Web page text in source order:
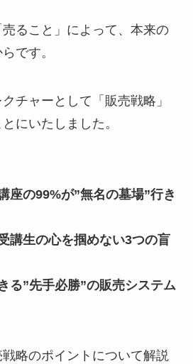
ること」によって、本来の
です。
チャーとして「販売戦略」
にいたしました。
座の99%が”無名の墓場”行き
講生の心を掴めない3つの盲
る”先手必勝”の販売システム
略のポイントについて解説